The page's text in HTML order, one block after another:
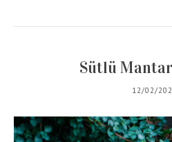
Sütlü Mantar
12/02/